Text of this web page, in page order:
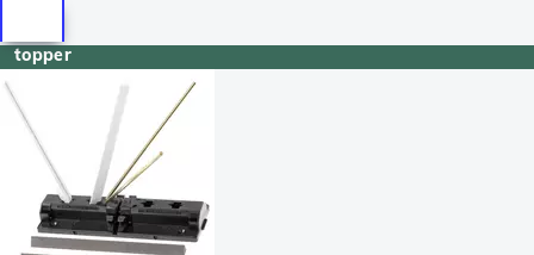
topper